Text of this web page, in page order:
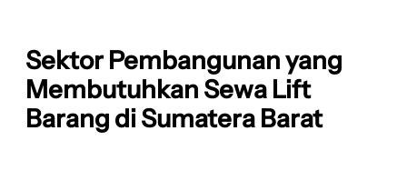
Sektor Pembangunan yang
Membutuhkan Sewa Lift
Barang di Sumatera Barat